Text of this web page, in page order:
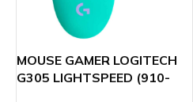
MOUSE GAMER LOGITECH
G305 LIGHTSPEED (910-